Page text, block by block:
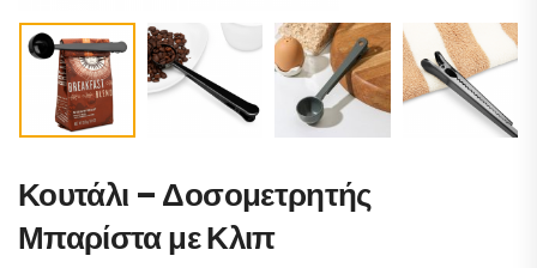
Κουτάλι – Δοσομετρητής
Μπαρίστα με Κλιπ